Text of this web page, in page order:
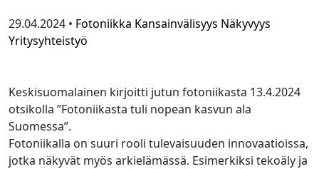
29.04.2024 • Fotoniikka Kansainvälisyys Näkyvyys
Yritysyhteistyö
Keskisuomalainen kirjoitti jutun fotoniikasta 13.4.2024
otsikolla ”Fotoniikasta tuli nopean kasvun ala
Suomessa”.
Fotoniikalla on suuri rooli tulevaisuuden innovaatioissa,
jotka näkyvät myös arkielämässä. Esimerkiksi tekoäly ja